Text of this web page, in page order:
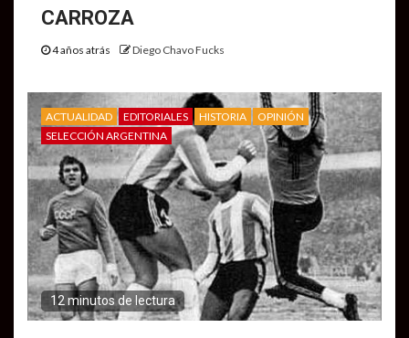
CARROZA
4 años atrás Diego Chavo Fucks
ACTUALIDAD EDITORIALES HISTORIA
OPINIÓN
SELECCIÓN ARGENTINA
12 minutos de lectura